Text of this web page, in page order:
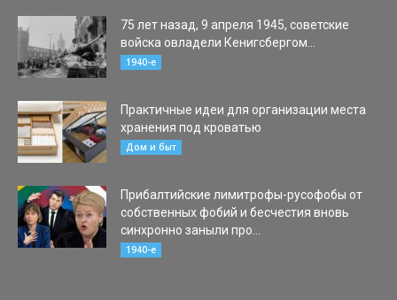
75 лет назад, 9 апреля 1945, советские
войска овладели Кенигсбергом...
1940-е
Практичные идеи для организации места
хранения под кроватью
Дом и быт
Прибалтийские лимитрофы-русофобы от
собственных фобий и бесчестия вновь
синхронно заныли про...
1940-е